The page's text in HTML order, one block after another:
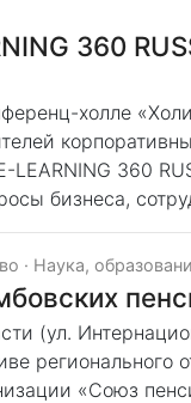
360
холле
LEARNING 360
бизнеса,
· Наука,
(ул.
регионального
«Союз